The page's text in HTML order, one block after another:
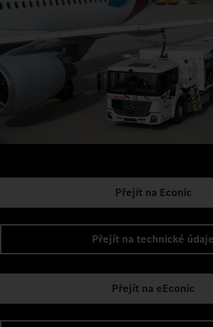
Přejít na Econic
Přejít na technické údaje
Přejít na eEconic